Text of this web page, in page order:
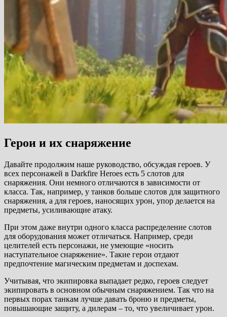
Герои и их снаряжение
Давайте продолжим наше руководство, обсуждая героев. У
всех персонажей в Darkfire Heroes есть 5 слотов для
снаряжения. Они немного отличаются в зависимости от
класса. Так, например, у танков больше слотов для защитного
снаряжения, а для героев, наносящих урон, упор делается на
предметы, усиливающие атаку.
При этом даже внутри одного класса распределение слотов
для оборудования может отличаться. Например, среди
целителей есть персонажи, не умеющие «носить
наступательное снаряжение». Такие герои отдают
предпочтение магическим предметам и доспехам.
Учитывая, что экипировка выпадает редко, героев следует
экипировать в основном обычным снаряжением. Так что на
первых порах танкам лучше давать броню и предметы,
повышающие защиту, а дилерам – то, что увеличивает урон.